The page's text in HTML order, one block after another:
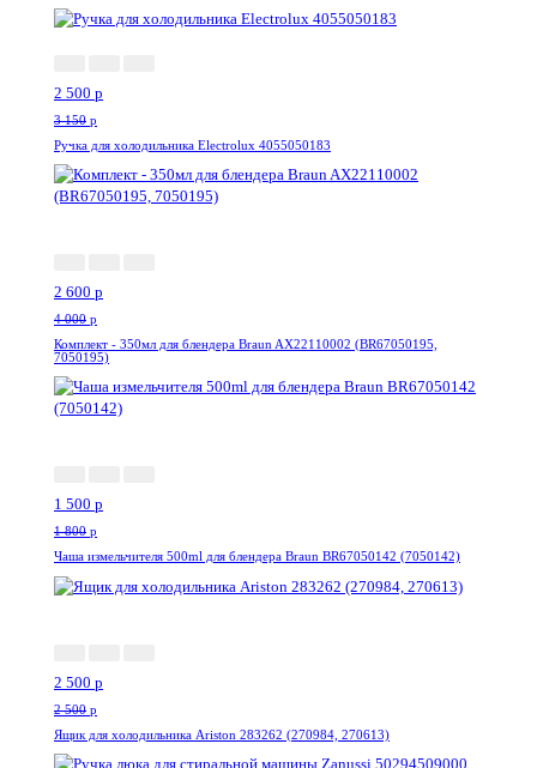
2 500 p
3 150 p
Ручка для холодильника Electrolux 4055050183
2 600 p
4 000 p
Комплект - 350мл для блендера Braun AX22110002 (BR67050195,
7050195)
1 500 p
1 800 p
Чаша измельчителя 500ml для блендера Braun BR67050142 (7050142)
2 500 p
2 500 p
Ящик для холодильника Ariston 283262 (270984, 270613)